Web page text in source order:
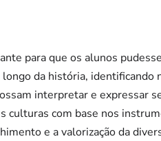
para que os alunos
da história, identificando
interpretar e expressar
culturas com base nos
e a valorização da